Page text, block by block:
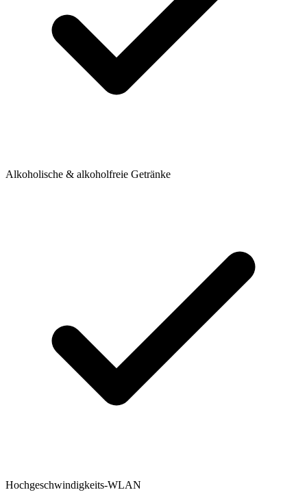
Alkoholische & alkoholfreie Getränke
Hochgeschwindigkeits-WLAN